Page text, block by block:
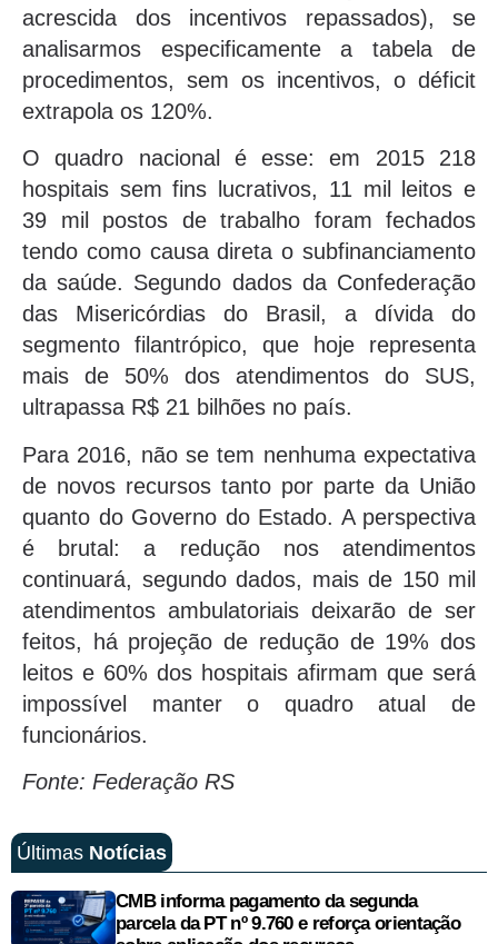
acrescida dos incentivos repassados), se
analisarmos especificamente a tabela de
procedimentos, sem os incentivos, o déficit
extrapola os 120%.
O quadro nacional é esse: em 2015 218
hospitais sem fins lucrativos, 11 mil leitos e
39 mil postos de trabalho foram fechados
tendo como causa direta o subfinanciamento
da saúde. Segundo dados da Confederação
das Misericórdias do Brasil, a dívida do
segmento filantrópico, que hoje representa
mais de 50% dos atendimentos do SUS,
ultrapassa R$ 21 bilhões no país.
Para 2016, não se tem nenhuma expectativa
de novos recursos tanto por parte da União
quanto do Governo do Estado. A perspectiva
é brutal: a redução nos atendimentos
continuará, segundo dados, mais de 150 mil
atendimentos ambulatoriais deixarão de ser
feitos, há projeção de redução de 19% dos
leitos e 60% dos hospitais afirmam que será
impossível manter o quadro atual de
funcionários.
Fonte: Federação RS
Últimas Notícias
CMB informa pagamento da segunda
parcela da PT nº 9.760 e reforça orientação